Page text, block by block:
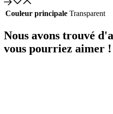
Couleur principale Transparent
Nous avons trouvé
vous pourriez aimer !